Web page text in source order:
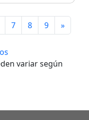
7 8 9 »
variar según